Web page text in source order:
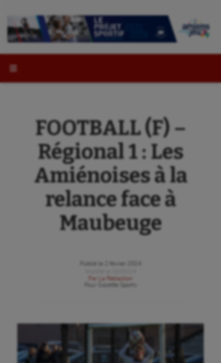
FOOTBALL (F) –
Régional 1 : Les
Amiénoises à la
relance face à
Maubeuge
Publié le
2 février 2024
Par
La Rédaction
Gazette Sports